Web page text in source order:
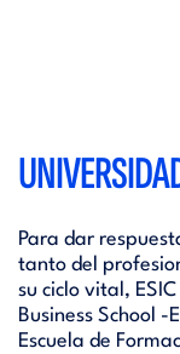
Para dar
tanto del
su ciclo vital,
Business School -
Escuela de